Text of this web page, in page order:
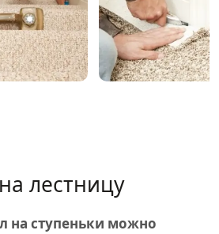
на лестницу
на ступеньки можно